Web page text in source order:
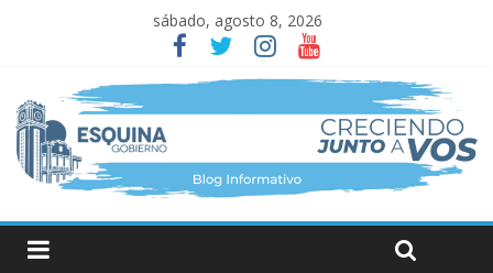
sábado, agosto 8, 2026